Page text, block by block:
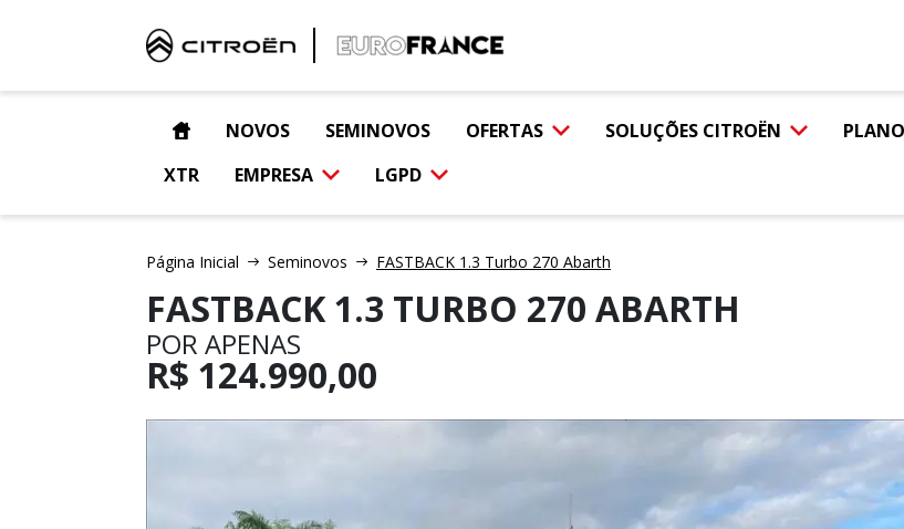
NOVOS SEMINOVOS OFERTAS SOLUÇÕES CITROËN
XTR
EMPRESA LGPD
Página Inicial Seminovos FASTBACK 1.3 Turbo 270 Abarth
FASTBACK 1.3 TURBO 270 ABARTH
POR APENAS
R$ 124.990,00